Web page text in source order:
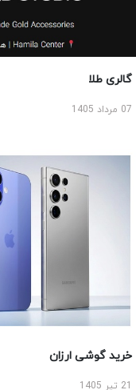
گالری طلا
07 مرداد 1405
خرید گوشی ارزان